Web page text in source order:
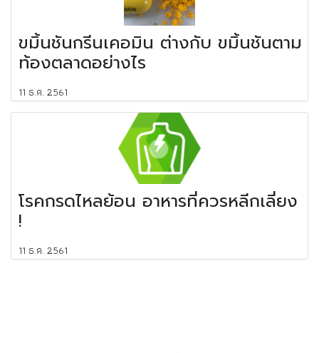
ขมิ้นชันกรีนเคอมิน ต่างกับ ขมิ้นชันตาม
ท้องตลาดอย่างไร
11 ธ.ค. 2561
โรคกรดไหลย้อน อาหารที่ควรหลีกเลี่ยง
!
11 ธ.ค. 2561